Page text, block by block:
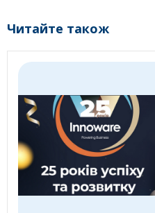
Читайте також